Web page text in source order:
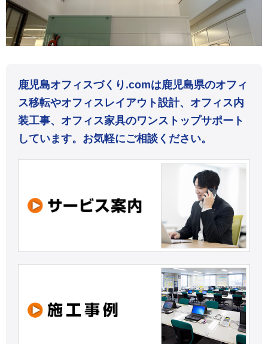
鹿児島オフィスづくり.comは鹿児島県のオフィ
ス移転やオフィスレイアウト設計、オフィス内
装工事、オフィス家具のワンストップサポート
しています。お気軽にご相談ください。